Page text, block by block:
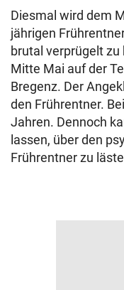
Diesmal wird dem
jährigen
brutal verprügelt zu
Mitte Mai auf der
Bregenz. Der
den Frührentner.
Jahren. Dennoch
lassen, über den
Frührentner zu